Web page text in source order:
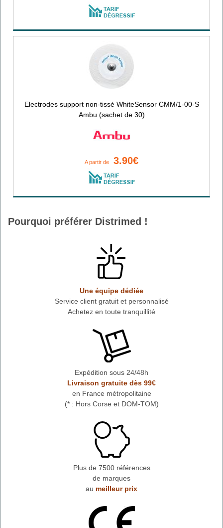
Electrodes support non-tissé WhiteSensor CMM/1-00-S
Ambu (sachet de 30)
A partir de 3.90€
Pourquoi préférer Distrimed !
Une équipe dédiée
Service client gratuit et personnalisé
Achetez en toute tranquillité
Expédition sous 24/48h
Livraison gratuite dès 99€
en France métropolitaine
(* : Hors Corse et DOM-TOM)
Plus de 7500 références
de marques
au meilleur prix